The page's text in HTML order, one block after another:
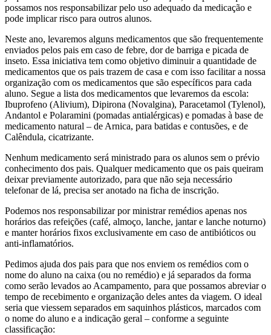
possamos nos responsabilizar pelo uso adequado da medicação e
pode implicar risco para outros alunos.
Neste ano, levaremos alguns medicamentos que são frequentemente
enviados pelos pais em caso de febre, dor de barriga e picada de
inseto. Essa iniciativa tem como objetivo diminuir a quantidade de
medicamentos que os pais trazem de casa e com isso facilitar a nossa
organização com os medicamentos que são específicos para cada
aluno. Segue a lista dos medicamentos que levaremos da escola:
Ibuprofeno (Alivium), Dipirona (Novalgina), Paracetamol (Tylenol),
Andantol e Polaramini (pomadas antialérgicas) e pomadas à base de
medicamento natural – de Arnica, para batidas e contusões, e de
Calêndula, cicatrizante.
Nenhum medicamento será ministrado para os alunos sem o prévio
conhecimento dos pais. Qualquer medicamento que os pais queiram
deixar previamente autorizado, para que não seja necessário
telefonar de lá, precisa ser anotado na ficha de inscrição.
Podemos nos responsabilizar por ministrar remédios apenas nos
horários das refeições (café, almoço, lanche, jantar e lanche noturno)
e manter horários fixos exclusivamente em caso de antibióticos ou
anti-inflamatórios.
Pedimos ajuda dos pais para que nos enviem os remédios com o
nome do aluno na caixa (ou no remédio) e já separados da forma
como serão levados ao Acampamento, para que possamos abreviar o
tempo de recebimento e organização deles antes da viagem. O ideal
seria que viessem separados em saquinhos plásticos, marcados com
o nome do aluno e a indicação geral – conforme a seguinte
classificação: